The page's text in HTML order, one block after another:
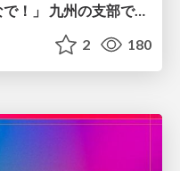
251011「ひとりより、みんなで！」 九州の支部で始めた、新しい連携のかたち
2 180